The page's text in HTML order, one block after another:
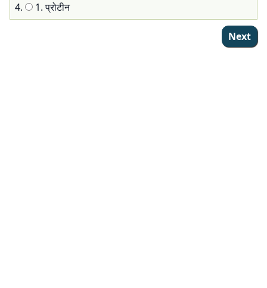
4.
1. प्रोटीन